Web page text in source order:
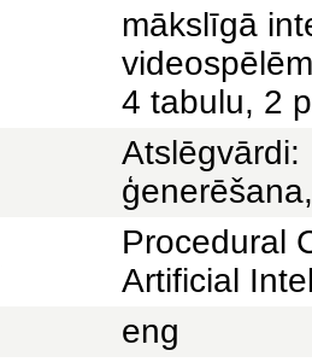
mākslīgā
4 tabulu, 2
Atslēgvārdi:
Procedural
Artificial
eng